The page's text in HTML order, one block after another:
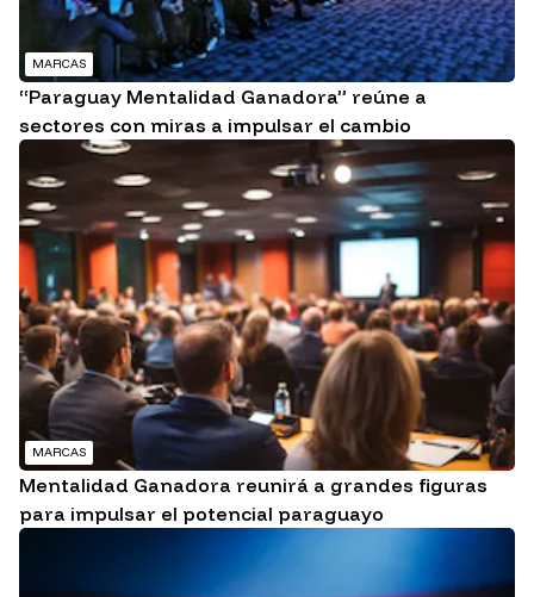
MARCAS
“Paraguay Mentalidad Ganadora” reúne a
sectores con miras a impulsar el cambio
MARCAS
Mentalidad Ganadora reunirá a grandes figuras
para impulsar el potencial paraguayo